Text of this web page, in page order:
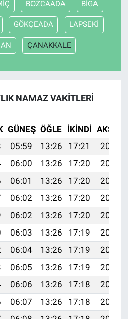
BOZCAADA BİGA
GÖKÇEADA LAPSEKİ
ÇANAKKALE
NAMAZ VAKITLERI
GÜNEŞ ÖĞLE İKINDI AKŞAM
05:59 13:26 17:21
20:43
06:00 13:26 17:20
20:42
06:01 13:26 17:20
20:41
06:02 13:26 17:20
20:40
06:02 13:26 17:20
20:39
06:03 13:26 17:19
20:38
06:04 13:26 17:19
20:37
06:05 13:26 17:19
20:36
06:06 13:26 17:18
20:35
06:07 13:26 17:18
20:34